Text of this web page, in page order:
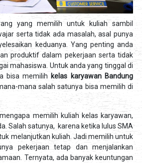
yang memilih untuk kuliah sambil
serta tidak ada masalah, asal punya
keduanya. Yang penting anda
produktif dalam pekerjaan serta tidak
mahasiswa. Untuk anda yang tinggal di
bisa memilih kelas karyawan Bandung
mana salah satunya bisa memilih di
memilih kuliah kelas karyawan,
Salah satunya, karena ketika lulus SMA
melanjutkan kuliah. Jadi memilih untuk
pekerjaan tetap dan menjalankan
Ternyata, ada banyak keuntungan